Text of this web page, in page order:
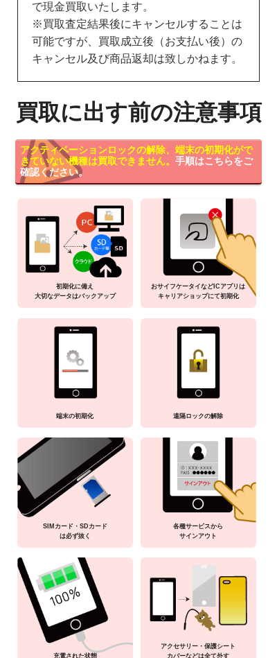
で現金買取いたします。
※買取査定結果後にキャンセルすることは
可能ですが、買取成立後（お支払い後）の
キャンセル及び商品返却は致しかねます。
買取に出す前の注意事項
アクティベーションロックの解除、端末の初期化がで
きていない機種は買取できません。 手順はこちらをご
確認ください。
初期化に備え
大切なデータはバックアップ
おサイフケータイなどICアプリは
キャリアショップにて初期化
端末の初期化 遠隔ロックの解除
SIMカード・SDカード
は必ず抜く
各種サービスから
サインアウト
充電された状態
アクセサリー・保護シート
カバーなどは全て外す